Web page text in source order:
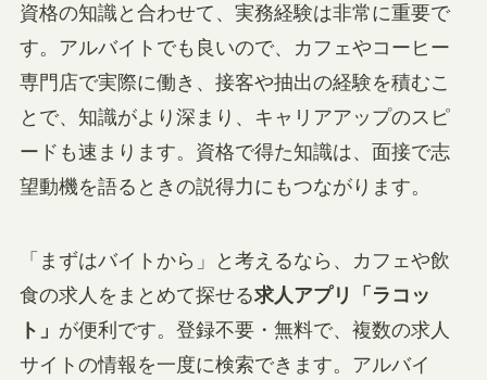
資格の知識と合わせて、実務経験は非常に重要で
す。アルバイトでも良いので、カフェやコーヒー
専門店で実際に働き、接客や抽出の経験を積むこ
とで、知識がより深まり、キャリアアップのスピ
ードも速まります。資格で得た知識は、面接で志
望動機を語るときの説得力にもつながります。
「まずはバイトから」と考えるなら、カフェや飲
食の求人をまとめて探せる求人アプリ「ラコッ
ト」 が便利です。登録不要・無料で、複数の求人
サイトの情報を一度に検索できます。アルバイ